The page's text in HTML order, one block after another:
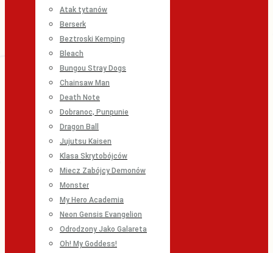
Atak tytanów
Berserk
Beztroski Kemping
Bleach
Bungou Stray Dogs
Chainsaw Man
Death Note
Dobranoc, Punpunie
Dragon Ball
Jujutsu Kaisen
Klasa Skrytobójców
Miecz Zabójcy Demonów
Monster
My Hero Academia
Neon Gensis Evangelion
Odrodzony Jako Galareta
Oh! My Goddess!